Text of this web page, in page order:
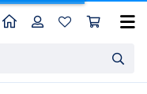
HomeProfilo